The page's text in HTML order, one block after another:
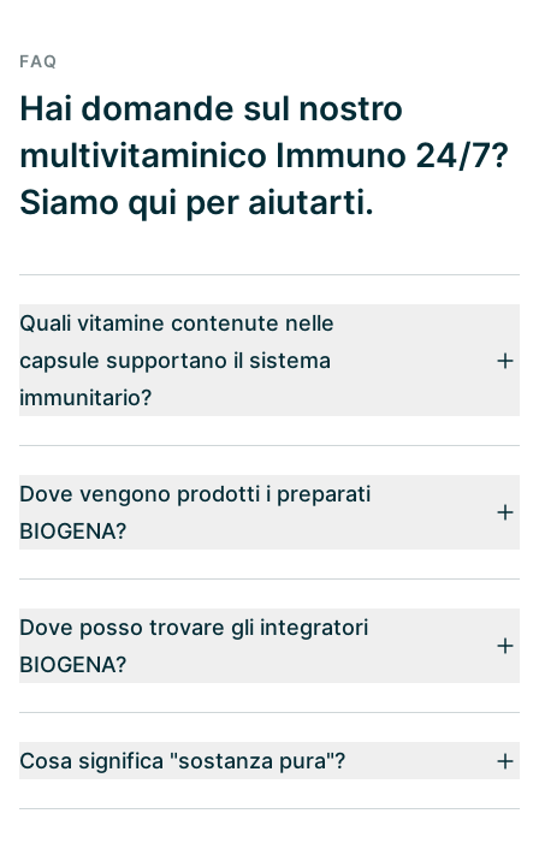
FAQ
Hai domande sul nostro
multivitaminico Immuno 24/7?
Siamo qui per aiutarti.
Quali vitamine contenute nelle
capsule supportano il sistema
immunitario?
Dove vengono prodotti i preparati
BIOGENA?
Dove posso trovare gli integratori
BIOGENA?
Cosa significa "sostanza pura"?